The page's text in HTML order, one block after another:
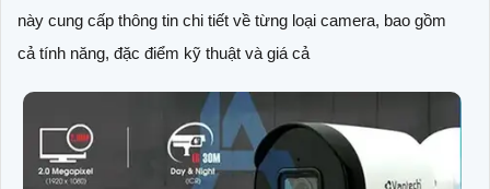
này cung cấp thông tin chi tiết về từng loại camera, bao gồm
cả tính năng, đặc điểm kỹ thuật và giá cả